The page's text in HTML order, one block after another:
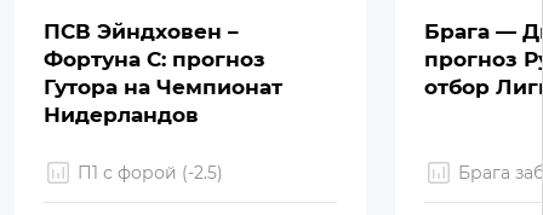
ПСВ Эйндховен –
Фортуна С: прогноз
Гутора на Чемпионат
Нидерландов
П1 с форой (-2.5)
Брага —
прогноз
отбор
Брага